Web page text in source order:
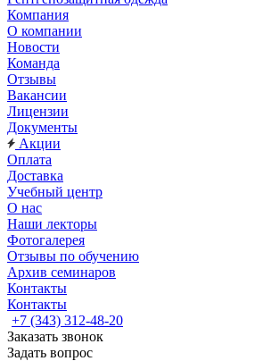
Компания
О компании
Новости
Команда
Отзывы
Вакансии
Лицензии
Документы
Акции
Оплата
Доставка
Учебный центр
О нас
Наши лекторы
Фотогалерея
Отзывы по обучению
Архив семинаров
Контакты
Контакты
+7 (343) 312-48-20
Заказать звонок
Задать вопрос